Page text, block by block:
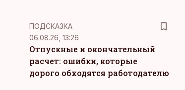
ПОДСКАЗКА
06.08.26, 13:26
Отпускные и окончательный
расчет: ошибки, которые
дорого обходятся работодателю